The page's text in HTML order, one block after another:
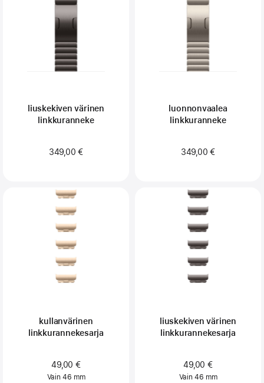
liuskekiven värinen
linkkuranneke
349,00 €
luonnonvaalea
linkkuranneke
349,00 €
kullanvärinen
linkkurannekesarja
49,00 €
Vain 46 mm
liuskekiven värinen
linkkurannekesarja
49,00 €
Vain 46 mm